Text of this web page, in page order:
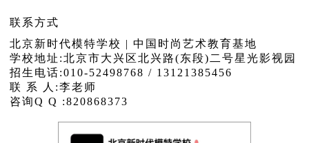
联系方式
北京新时代模特学校 | 中国时尚艺术教育基地
学校地址:北京市大兴区北兴路(东段)二号星光影视园
招生电话:010-52498768 / 13121385456
联 系 人:李老师
咨询Q Q :820868373